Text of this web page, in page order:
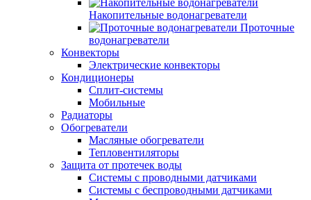
Накопительные водонагреватели
Проточные
водонагреватели
Конвекторы
Электрические конвекторы
Кондиционеры
Сплит-системы
Мобильные
Радиаторы
Обогреватели
Масляные обогреватели
Тепловентиляторы
Защита от протечек воды
Системы с проводными датчиками
Системы с беспроводными датчиками